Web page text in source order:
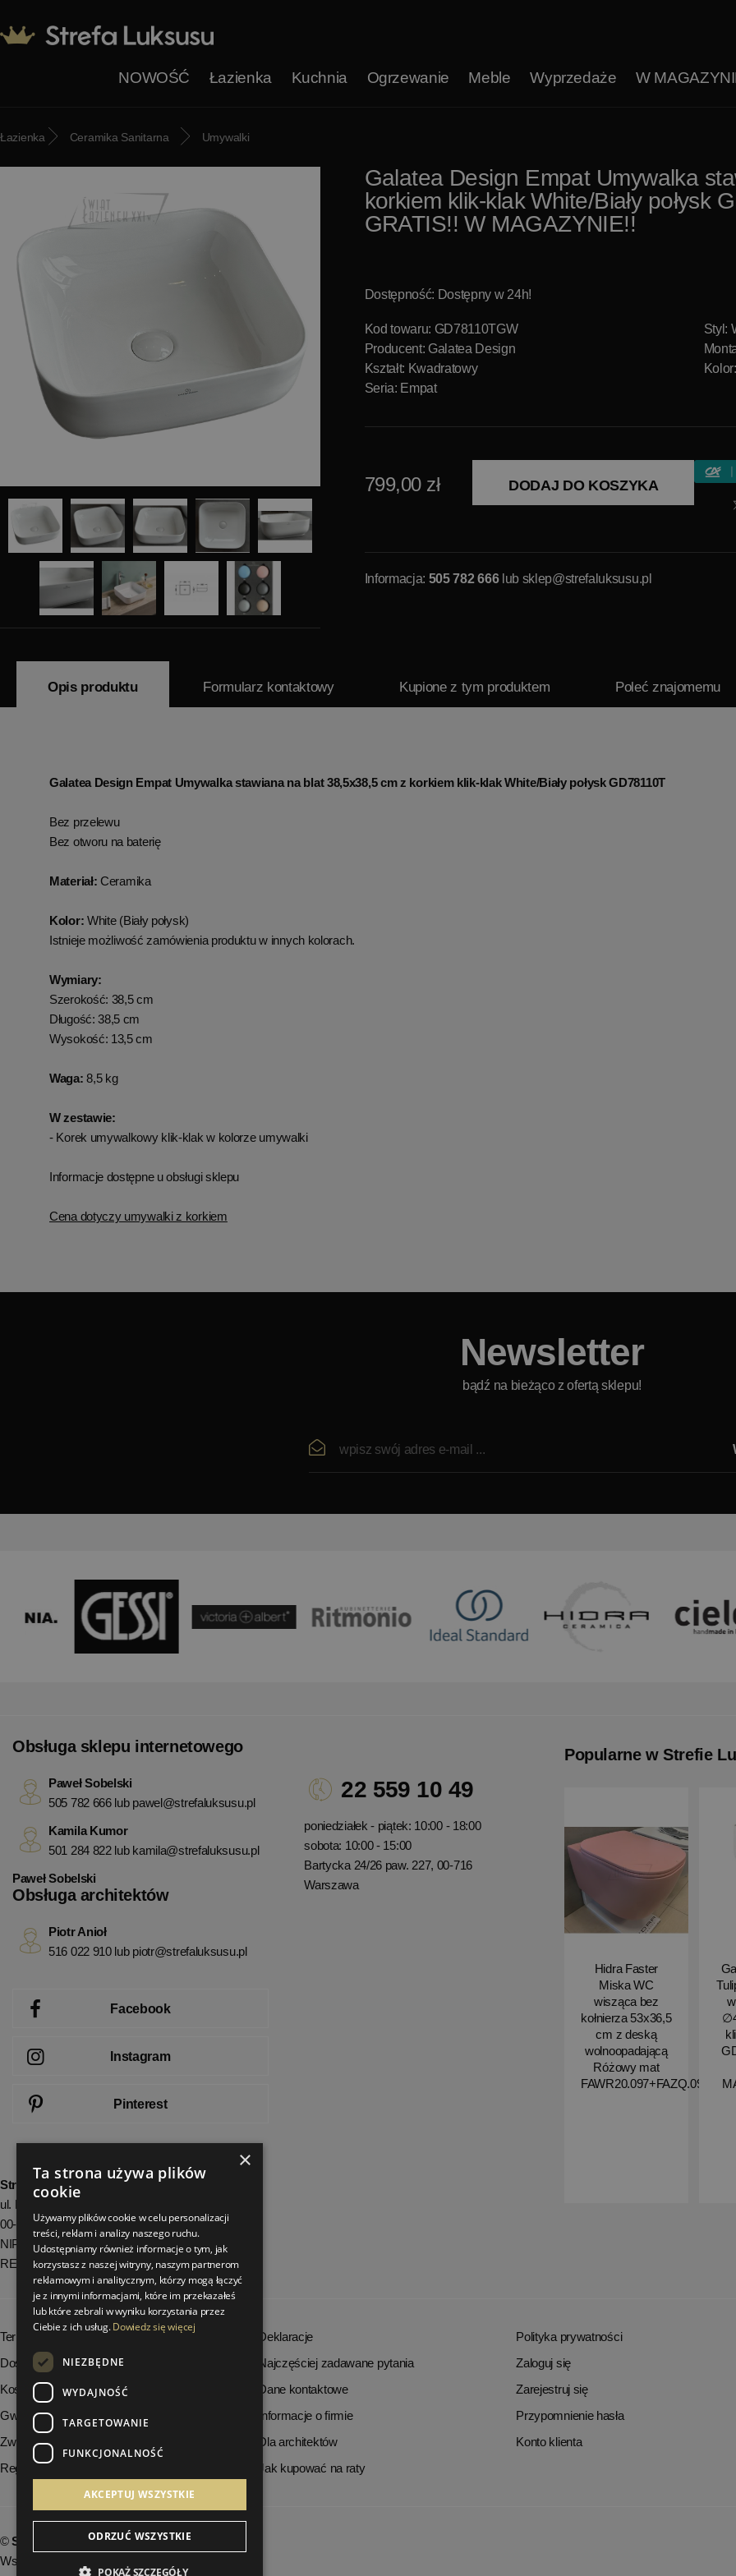
NOWOŚĆ Łazienka Kuchnia Ogrzewanie Meble Wyprzedaże W
Łazienka Ceramika Sanitarna Umywalki
Galatea Design Empat Umywalka
korkiem klik-klak White/Biały połysk
GRATIS!! W MAGAZYNIE!!
Dostępność: Dostępny w 24h!
Kod towaru: GD78110TGW
Producent: Galatea Design
Kształt: Kwadratowy
Seria: Empat
Styl:
799,00 zł DODAJ DO KOSZYKA
Informacja: 505 782 666lub sklep@strefaluksusu.pl
Opis produktu Formularz kontaktowy Kupione z tym produktem Poleć znajomemu
Galatea Design Empat Umywalka stawiana na blat 38,5x38,5 cm z korkiem klik-klak White/Biały połysk GD78110T
Bez przelewu
Bez otworu na baterię
Materiał: Ceramika
Kolor: White (Biały połysk)
Istnieje możliwość zamówienia produktu w innych kolorach.
Wymiary:
Szerokość: 38,5 cm
Długość: 38,5 cm
Wysokość: 13,5 cm
Waga: 8,5 kg
W zestawie:
- Korek umywalkowy klik-klak w kolorze umywalki
Informacje dostępne u obsługi sklepu
Cena dotyczy umywalki z korkiem
Newsletter
bądź na bieżąco z ofertą sklepu!
Popularne w Strefie
Hidra Faster
Miska WC
wisząca bez
kołnierza 53x36,5
cm z deską
wolnoopadającą
Różowy mat
FAWR20.097+FAZQ.097
22 559 10 49
poniedziałek - piątek: 10:00 - 18:00
sobota: 10:00 - 15:00
Bartycka 24/26 paw. 227, 00-716
Warszawa
Obsługa sklepu internetowego
Paweł Sobelski
505 782 666 lub pawel@strefaluksusu.pl
Kamila Kumor
501 284 822 lub kamila@strefaluksusu.pl
Paweł Sobelski
Obsługa architektów
Piotr Anioł
516 022 910 lub piotr@strefaluksusu.pl
Facebook
Instagram
Pinterest
StrefaLuksusu.pl
ul. Bartycka 24/26 Pawilon 227
00-716 Warszawa
NIP: 8251972213
REGON: 06035139
Terminy realizacji zamówień
Dostępność produktów
Koszty dostawy
Gwarancja i serwis
Zwrot towaru
Regulamin
Deklaracje
Najczęściej zadawane pytania
Dane kontaktowe
Informacje o firmie
Dla architektów
Jak kupować na raty
Polityka prywatności
Zaloguj się
Zarejestruj się
Przypomnienie hasła
Konto klienta
©StrefaLuksusu.pl
Wszelkie prawa zastrzeżone
×
Ta strona używa plików
cookie
Używamy plików cookie w celu personalizacji
treści, reklam i analizy naszego ruchu.
Udostępniamy również informacje o tym, jak
korzystasz z naszej witryny, naszym partnerom
reklamowym i analitycznym, którzy mogą łączyć
je z innymi informacjami, które im przekazałeś
lub które zebrali w wyniku korzystania przez
Ciebie z ich usług.Dowiedz się więcej
NIEZBĘDNE
WYDAJNOŚĆ
TARGETOWANIE
FUNKCJONALNOŚĆ
AKCEPTUJ WSZYSTKIE
ODRZUĆ WSZYSTKIE
POKAŻ SZCZEGÓŁY